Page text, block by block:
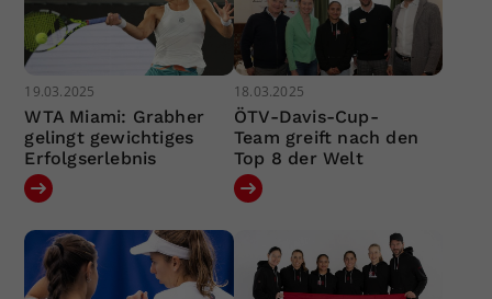
19.03.2025
WTA Miami: Grabher
gelingt gewichtiges
Erfolgserlebnis
18.03.2025
ÖTV-Davis-Cup-
Team greift nach den
Top 8 der Welt